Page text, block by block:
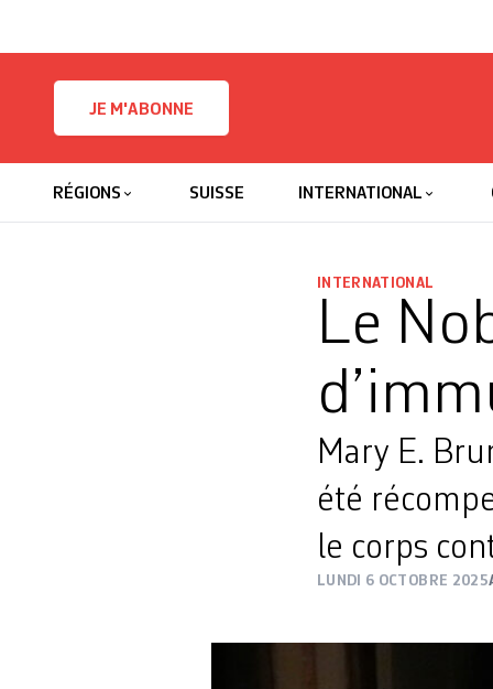
JE M'ABONNE
RÉGIONS SUISSE INTERNATIONAL
INTERNATIONAL
Le
Mary E.
été
le corps
LUNDI 6 OCTOBRE 2025